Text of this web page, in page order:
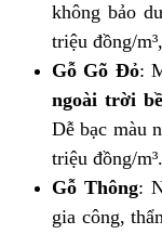
không bảo
triệu đồng/
Gỗ Gõ Đỏ:
ngoài trời
Dễ bạc màu
triệu đồng/m³.
Gỗ Thông:
gia công,